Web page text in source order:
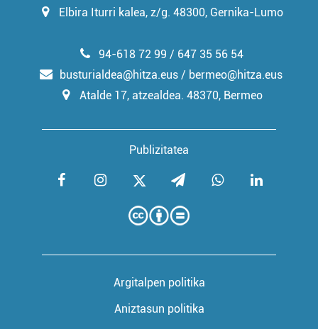
Elbira Iturri kalea, z/g. 48300, Gernika-Lumo
Publizitatea
94-618 72 99 / 647 35 56 54
busturialdea@hitza.eus / bermeo@hitza.eus
Atalde 17, atzealdea. 48370, Bermeo
Argitalpen politika
Aniztasun politika